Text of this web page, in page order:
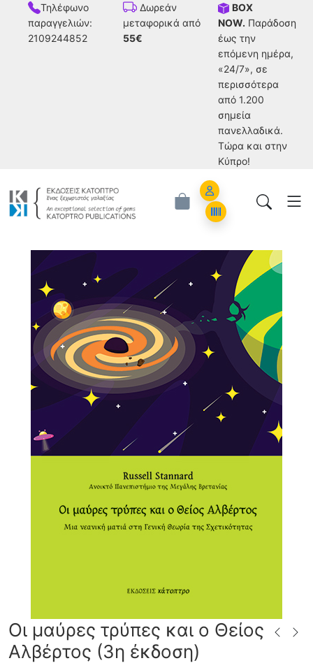
Τηλέφωνο
παραγγελιών:
2109244852
Δωρεάν
μεταφορικά από
55€
BOX
NOW. Παράδοση
έως την
επόμενη ημέρα,
«24/7», σε
περισσότερα
από 1.200
σημεία
πανελλαδικά.
Tώρα και στην
Κύπρο!
Account
Orders
Οι μαύρες τρύπες και ο Θείος
Αλβέρτος (3η έκδοση)